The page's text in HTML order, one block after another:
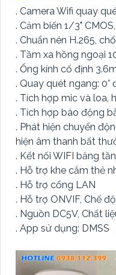
. Camera Wifi quay
. Cảm biến 1/3"
. Chuẩn nén H.265,
. Tầm xa hồng ngoại
. Ống kính cố định
. Quay quét ngang: 0°
. Tích hợp mic và loa,
. Tích hợp báo động
. Phát hiện chuyển
hiện âm thanh bất
. Kết nối WIFI băng
. Hỗ trợ khe cắm thẻ
. Hỗ trợ cổng LAN
. Hỗ trợ ONVIF, Chế
. Nguồn DC5V, Chất
. App sử dụng: DMSS